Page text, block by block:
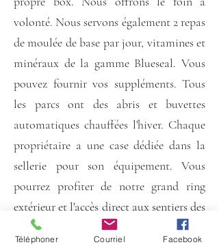
volonté. Nous servons également 2 repas
de moulée de base par jour, vitamines et
minéraux de la gamme Blueseal. Vous
pouvez fournir vos suppléments. Tous
les parcs ont des abris et buvettes
automatiques chauffées l'hiver. Chaque
propriétaire a une case dédiée dans la
sellerie pour son équipement. Vous
pourrez profiter de notre grand ring
extérieur et l'accès direct aux sentiers des
Routiers par notre terrain.
Téléphoner Courriel Facebook